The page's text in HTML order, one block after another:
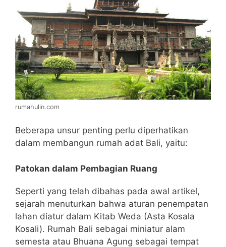
rumahulin.com
Beberapa unsur penting perlu diperhatikan
dalam membangun rumah adat Bali, yaitu:
Patokan dalam Pembagian Ruang
Seperti yang telah dibahas pada awal artikel,
sejarah menuturkan bahwa aturan penempatan
lahan diatur dalam Kitab Weda (Asta Kosala
Kosali). Rumah Bali sebagai miniatur alam
semesta atau Bhuana Agung sebagai tempat